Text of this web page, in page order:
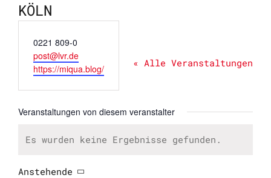
KÖLN
« Alle Veranstaltungen
Telefon
0221 809-0
Email
post@lvr.de
Webseite
https://miqua.blog/
Veranstaltungen von diesem veranstalter
Hinweis
Es wurden keine Ergebnisse gefunden.
Anstehende